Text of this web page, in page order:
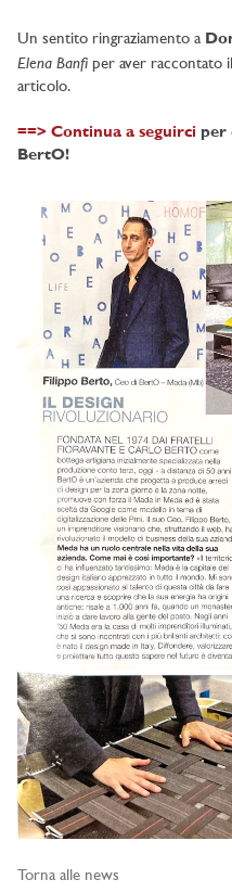
Un sentito ringraziamento a
Elena Banfi per aver raccontato
articolo.
==> Continua a seguirci per
BertO!
Torna alle news